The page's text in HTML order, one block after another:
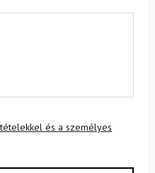
és a személyes